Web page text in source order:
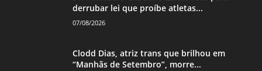
derrubar lei que proíbe atletas...
07/08/2026
Clodd Dias, atriz trans que brilhou em
“Manhãs de Setembro”, morre...